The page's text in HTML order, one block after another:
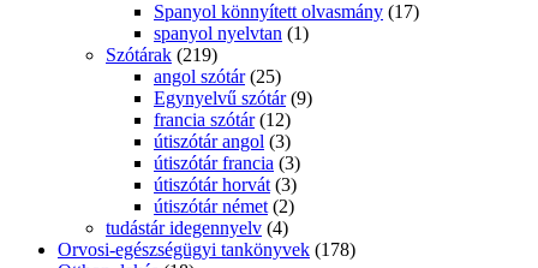
Spanyol könnyített olvasmány (17)
spanyol nyelvtan (1)
Szótárak (219)
angol szótár (25)
Egynyelvű szótár (9)
francia szótár (12)
útiszótár angol (3)
útiszótár francia (3)
útiszótár horvát (3)
útiszótár német (2)
tudástár idegennyelv (4)
Orvosi-egészségügyi tankönyvek (178)